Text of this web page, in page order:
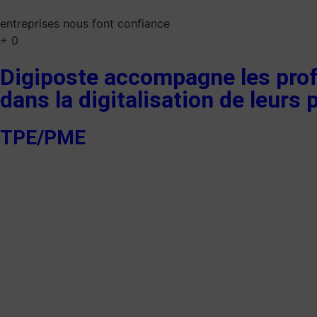
entreprises nous font confiance
+ 0
Digiposte accompagne les
dans la digitalisation de leurs
TPE/PME